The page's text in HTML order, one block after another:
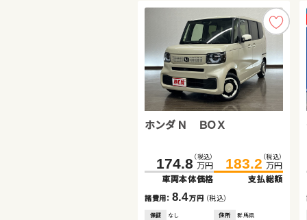
ホンダ Ｎ ＢＯＸ
174.8 （税込）
万円
車両本体価格
183.2 （税込）
万円
支払総額
諸費用： 8.4万円 （税込）
保証 なし 住所
群馬県
トヨタ ヴォクシー
217.1 （税込）
万円
諸費用：12.8 万円（税込）
あり
岩手県
年式
2017年 走行
2,000 整備
ダイハツ ムーヴ
146.1 （税込）
万円
諸費用：6.9万円（税込）
なし
群馬県
年式
2022年 走行